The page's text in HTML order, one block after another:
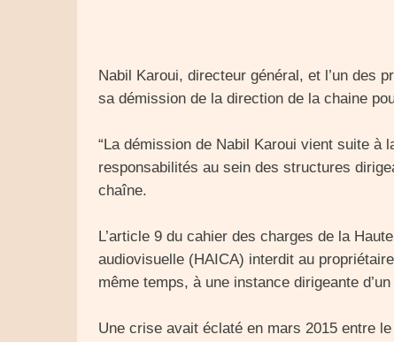
Nabil Karoui, directeur général, et l’un des
sa démission de la direction de la chaine
“La démission de Nabil Karoui vient suite à
responsabilités au sein des structures
chaîne.
L’article 9 du cahier des charges de la
audiovisuelle (HAICA) interdit au
même temps, à une instance dirigeante
Une crise avait éclaté en mars 2015 entre